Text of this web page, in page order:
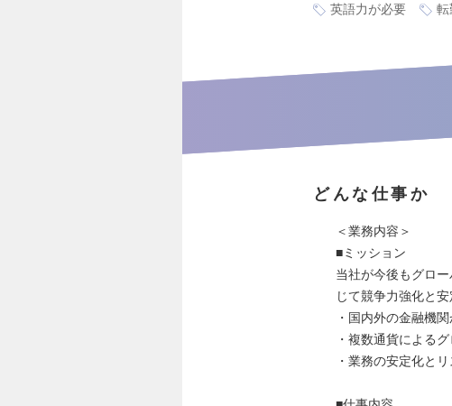
英語力が必要 転
どんな仕事か
＜業務内容＞
■ミッション
当社が今後もグロ
じて競争力強化と
・国内外の金融機
・複数通貨による
・業務の安定化と